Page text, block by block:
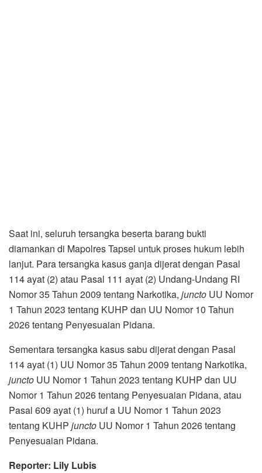
Saat ini, seluruh tersangka beserta barang bukti
diamankan di Mapolres Tapsel untuk proses hukum lebih
lanjut. Para tersangka kasus ganja dijerat dengan Pasal
114 ayat (2) atau Pasal 111 ayat (2) Undang-Undang RI
Nomor 35 Tahun 2009 tentang Narkotika, juncto UU Nomor
1 Tahun 2023 tentang KUHP dan UU Nomor 10 Tahun
2026 tentang Penyesuaian Pidana.
Sementara tersangka kasus sabu dijerat dengan Pasal
114 ayat (1) UU Nomor 35 Tahun 2009 tentang Narkotika,
juncto UU Nomor 1 Tahun 2023 tentang KUHP dan UU
Nomor 1 Tahun 2026 tentang Penyesuaian Pidana, atau
Pasal 609 ayat (1) huruf a UU Nomor 1 Tahun 2023
tentang KUHP juncto UU Nomor 1 Tahun 2026 tentang
Penyesuaian Pidana.
Reporter: Lily Lubis